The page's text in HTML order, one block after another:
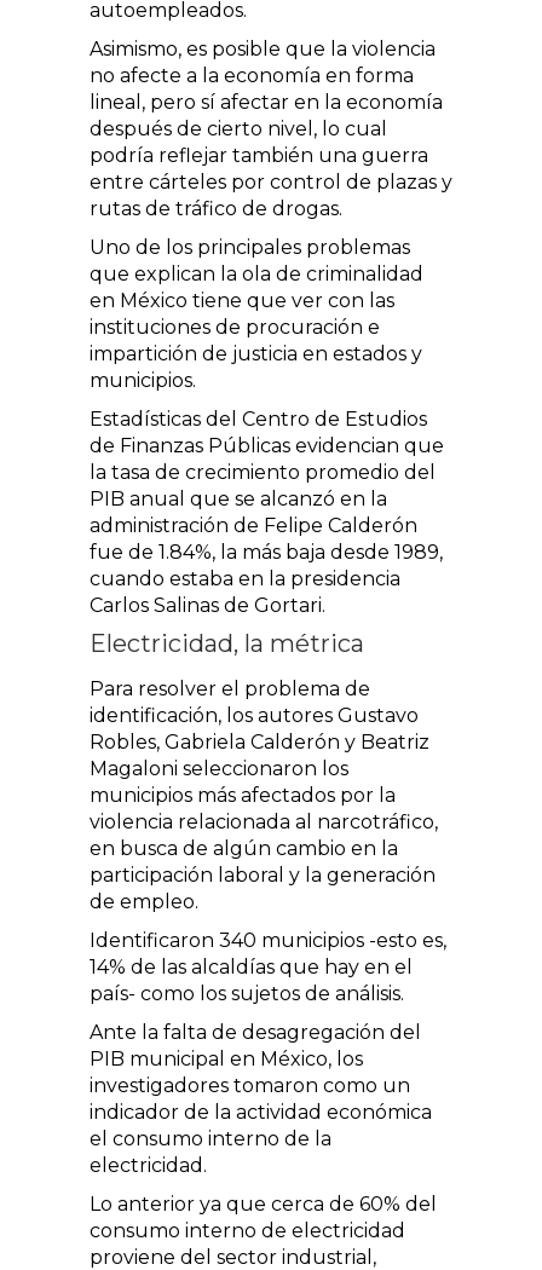
autoempleados.
Asimismo, es posible que la violencia
no afecte a la economía en forma
lineal, pero sí afectar en la economía
después de cierto nivel, lo cual
podría reflejar también una guerra
entre cárteles por control de plazas y
rutas de tráfico de drogas.
Uno de los principales problemas
que explican la ola de criminalidad
en México tiene que ver con las
instituciones de procuración e
impartición de justicia en estados y
municipios.
Estadísticas del Centro de Estudios
de Finanzas Públicas evidencian que
la tasa de crecimiento promedio del
PIB anual que se alcanzó en la
administración de Felipe Calderón
fue de 1.84%, la más baja desde 1989,
cuando estaba en la presidencia
Carlos Salinas de Gortari.
Electricidad, la métrica
Para resolver el problema de
identificación, los autores Gustavo
Robles, Gabriela Calderón y Beatriz
Magaloni seleccionaron los
municipios más afectados por la
violencia relacionada al narcotráfico,
en busca de algún cambio en la
participación laboral y la generación
de empleo.
Identificaron 340 municipios -esto es,
14% de las alcaldías que hay en el
país- como los sujetos de análisis.
Ante la falta de desagregación del
PIB municipal en México, los
investigadores tomaron como un
indicador de la actividad económica
el consumo interno de la
electricidad.
Lo anterior ya que cerca de 60% del
consumo interno de electricidad
proviene del sector industrial,